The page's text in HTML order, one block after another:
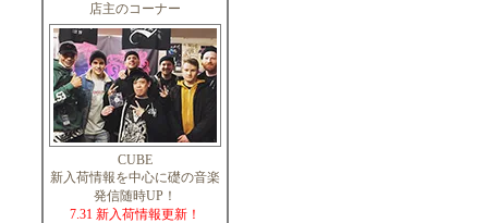
店主のコーナー
CUBE
新入荷情報を中心に礎の音楽
発信随時UP！
7.31 新入荷情報更新！